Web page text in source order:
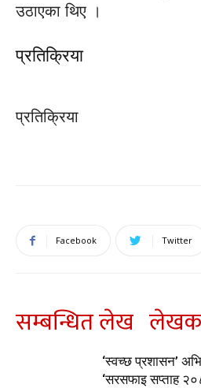
उठाएका थिए ।
प्रतिक्रिया
प्रतिक्रिया
Facebook Twitter
सम्बन्धित लेख लेखक
‘स्वच्छ प्रशासन’
‘सरसफाइ सप्ताह